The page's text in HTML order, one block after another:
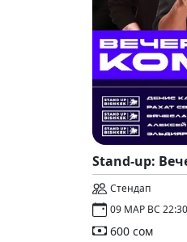
Stand-up:
Стендап
09 МАР ВС 22:30
600 сом